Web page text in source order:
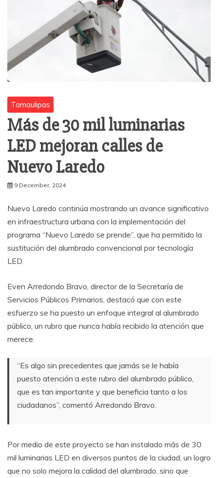
Tamaulipas
Más de 30 mil luminarias
LED mejoran calles de
Nuevo Laredo
9 December, 2024
Nuevo Laredo continúa mostrando un avance significativo
en infraestructura urbana con la implementación del
programa “Nuevo Laredo se prende”, que ha permitido la
sustitución del alumbrado convencional por tecnología
LED.
Even Arredondo Bravo, director de la Secretaría de
Servicios Públicos Primarios, destacó que con este
esfuerzo se ha puesto un enfoque integral al alumbrado
público, un rubro que nunca había recibido la atención que
merece.
“Es algo sin precedentes que jamás se le había
puesto atención a este rubro del alumbrado público,
que es tan importante y que beneficia tanto a los
ciudadanos”, comentó Arredondo Bravo.
Por medio de este proyecto se han instalado más de 30
mil luminarias LED en diversos puntos de la ciudad, un logro
que no solo mejora la calidad del alumbrado, sino que